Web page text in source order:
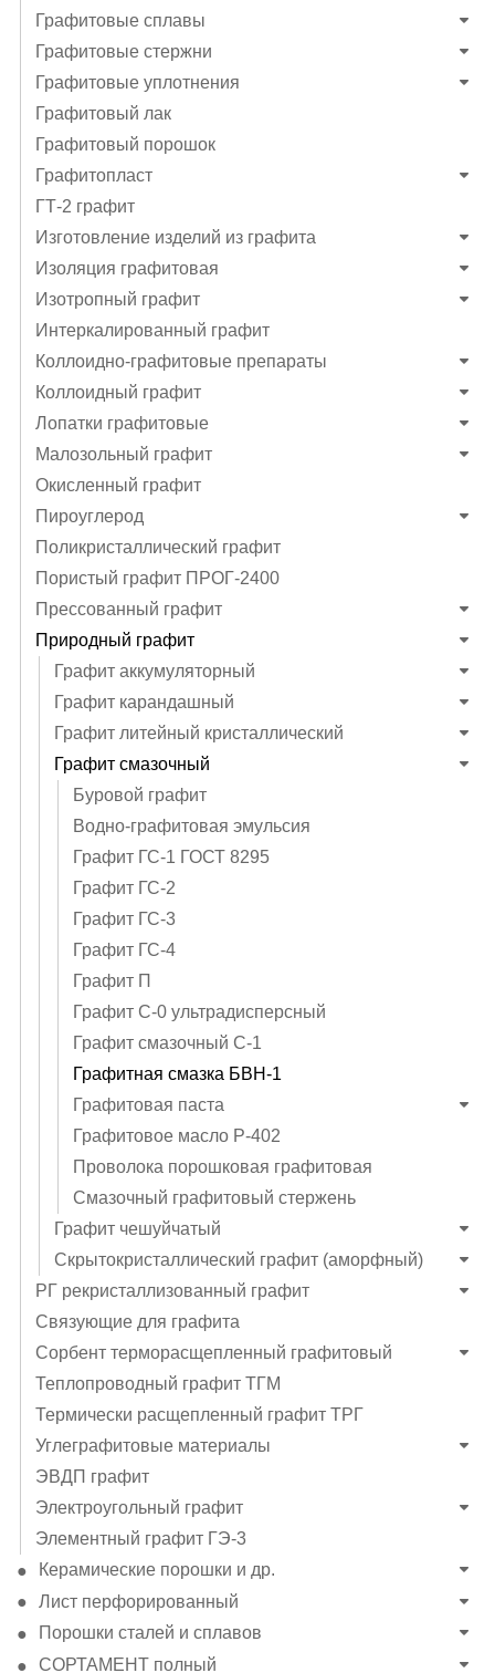
Графитовые сплавы
Графитовые стержни
Графитовые уплотнения
Графитовый лак
Графитовый порошок
Графитопласт
ГТ-2 графит
Изготовление изделий из графита
Изоляция графитовая
Изотропный графит
Интеркалированный графит
Коллоидно-графитовые препараты
Коллоидный графит
Лопатки графитовые
Малозольный графит
Окисленный графит
Пироуглерод
Поликристаллический графит
Пористый графит ПРОГ-2400
Прессованный графит
Природный графит
Графит аккумуляторный
Графит карандашный
Графит литейный кристаллический
Графит смазочный
Буровой графит
Водно-графитовая эмульсия
Графит ГС-1 ГОСТ 8295
Графит ГС-2
Графит ГС-3
Графит ГС-4
Графит П
Графит С-0 ультрадисперсный
Графит смазочный С-1
Графитная смазка БВН-1
Графитовая паста
Графитовое масло P-402
Проволока порошковая графитовая
Смазочный графитовый стержень
Графит чешуйчатый
Скрытокристаллический графит (аморфный)
РГ рекристаллизованный графит
Связующие для графита
Сорбент терморасщепленный графитовый
Теплопроводный графит ТГМ
Термически расщепленный графит ТРГ
Углеграфитовые материалы
ЭВДП графит
Электроугольный графит
Элементный графит ГЭ-3
Керамические порошки и др.
Лист перфорированный
Порошки сталей и сплавов
СОРТАМЕНТ полный